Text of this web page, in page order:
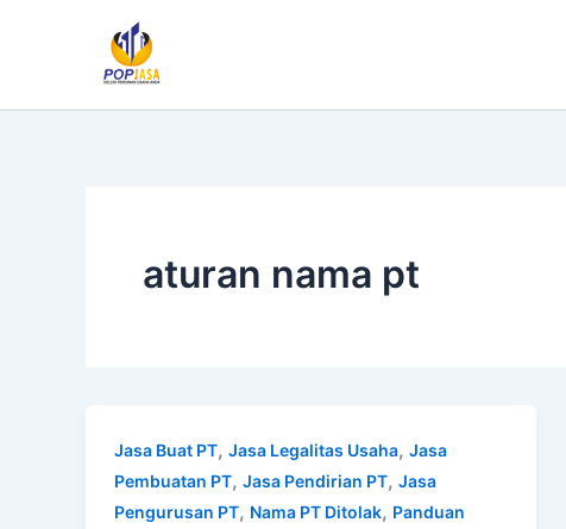
aturan nama pt
Jasa Buat PT, Jasa Legalitas Usaha, Jasa
Pembuatan PT, Jasa Pendirian PT, Jasa
Pengurusan PT, Nama PT Ditolak, Panduan